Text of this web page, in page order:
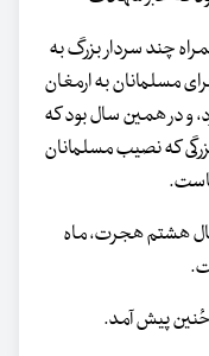
چند سردار بزرگ به
مسلمانان به ارمغان
و در همین سال بود که
که نصیب مسلمانان
هشتم هجرت، ماه